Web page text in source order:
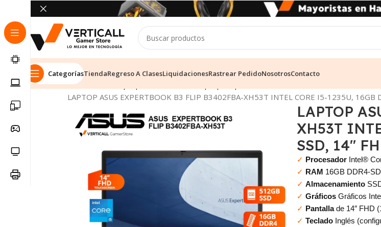
CategoríasTiendaRegreso A ClasesLiquidacionesRastrear PedidoNosotrosContacto
Inicio
LAPTOP ASUS EXPERTBOOK B3 FLIP B3402FBA-XH53T INTEL CORE I5-1235U, 16GB
SALE
LAPTOP
XH53T
SSD, 14″
✓ Procesador Intel®
✓ RAM 16GB DDR4-
✓ Almacenamiento
✓ Gráficos Gráficos
✓ Pantallade 14″ FHD
✓ Teclado Inglés